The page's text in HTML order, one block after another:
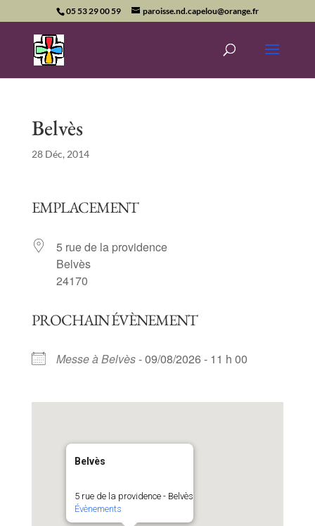
05 53 29 00 59 paroisse.nd.capelou@orange.fr
Belvès
28 Déc, 2014
EMPLACEMENT
5 rue de la providence
Belvès
24170
PROCHAIN ÉVÈNEMENT
Messe à Belvès- 09/08/2026 - 11 h 00
Belvès
5 rue de la providence - Belvès
Évènements